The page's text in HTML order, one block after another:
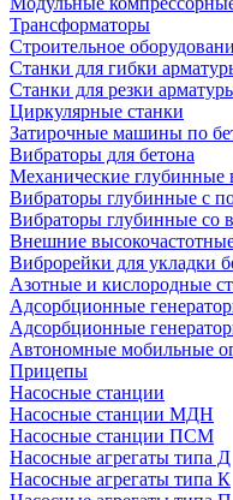
Трансформаторы
Строительное
Станки для гибки
Станки для резки
Циркулярные станки
Затирочные машины по
Вибраторы для бетона
Механические глубинные
Вибраторы глубинные с
Вибраторы глубинные со
Внешние
Виброрейки для укладки
Азотные и кислородные
Адсорбционные
Адсорбционные
Автономные мобильные
Прицепы
Насосные станции
Насосные станции МДН
Насосные станции ПСМ
Насосные агрегаты типа Д
Насосные агрегаты типа К